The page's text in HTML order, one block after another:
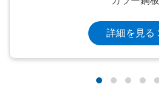
詳細を見る